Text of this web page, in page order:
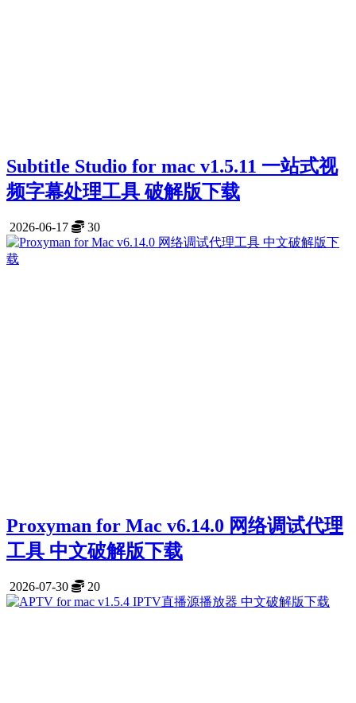
Subtitle Studio for mac v1.5.11 一站式视
频字幕处理工具 破解版下载
2026-06-17 30
Proxyman for Mac v6.14.0 网络调试代理
工具 中文破解版下载
2026-07-30 20